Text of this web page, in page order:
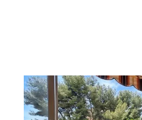
BANDOL 83
25,52 m2, 1 pièce
Ref : 1304